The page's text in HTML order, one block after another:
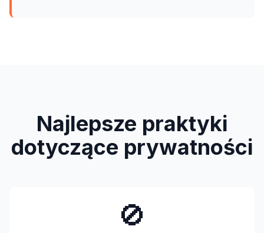
Najlepsze praktyki
dotyczące prywatności
🚫